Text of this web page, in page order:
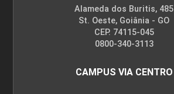
Alameda dos Buritis, 485
St. Oeste, Goiânia - GO
CEP. 74115-045
0800-340-3113
CAMPUS VIA CENTRO